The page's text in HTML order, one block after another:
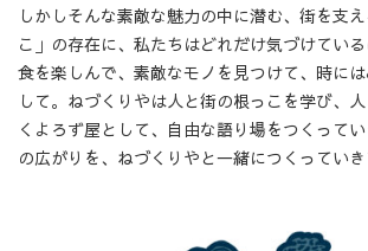
しかしそんな素敵な魅力の中に潜む、街を支
こ」の存在に、私たちはどれだけ気づけてい
食を楽しんで、素敵なモノを見つけて、時に
して。ねづくりやは人と街の根っこを学び、
くよろず屋として、自由な語り場をつくって
の広がりを、ねづくりやと一緒につくってい